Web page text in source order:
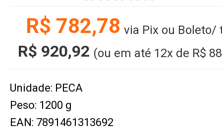
R$ 782,78 via Pix ou Boleto/
R$ 920,92 (ou em até 12x de R$
Unidade: PECA
Peso: 1200 g
EAN: 7891461313692